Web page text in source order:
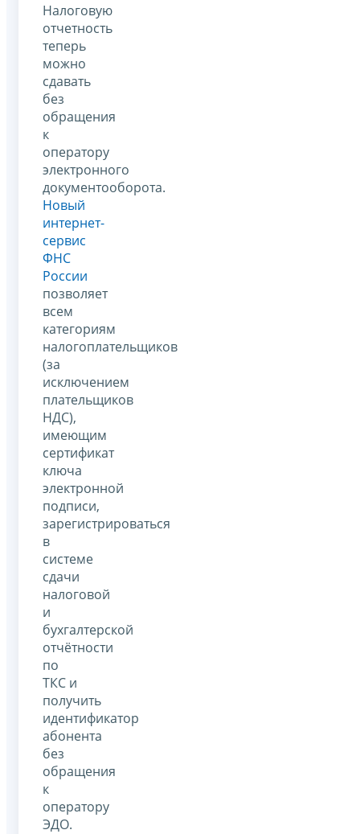
Налоговую
отчетность
теперь
можно
сдавать
без
обращения
к
оператору
электронного
документооборота.
Новый
интернет-
сервис
ФНС
России
позволяет
всем
категориям
налогоплательщиков
(за
исключением
плательщиков
НДС),
имеющим
сертификат
ключа
электронной
подписи,
зарегистрироваться
в
системе
сдачи
налоговой
и
бухгалтерской
отчётности
по
ТКС и
получить
идентификатор
абонента
без
обращения
к
оператору
ЭДО.